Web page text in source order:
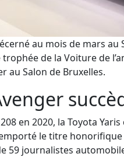
au mois de mars au
trophée de la Voiture de
au Salon de Bruxelles.
en 2020, la Toyota Yaris
le titre honorifique
59 journalistes